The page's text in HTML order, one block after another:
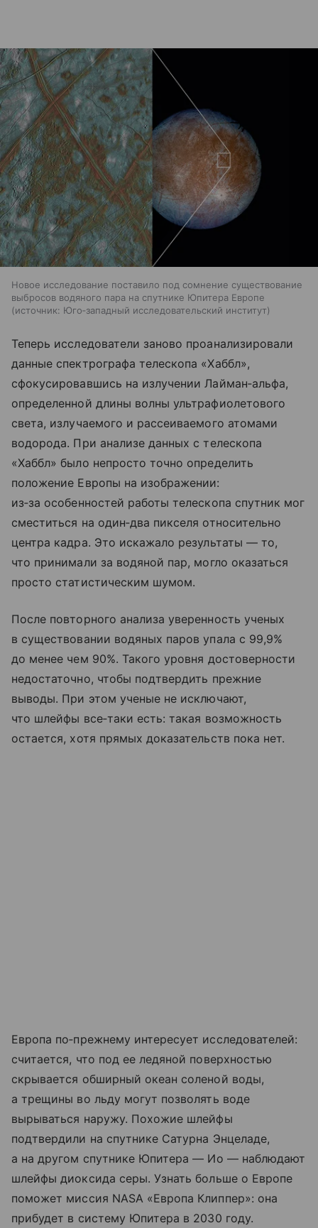
Новое исследование поставило под сомнение существование
выбросов водяного пара на спутнике Юпитера Европе
источник: Юго‑западный исследовательский институт
Теперь исследователи заново проанализировали
данные спектрографа телескопа «Хаббл»,
сфокусировавшись на излучении Лайман‑альфа,
определенной длины волны ультрафиолетового
света, излучаемого и рассеиваемого атомами
водорода. При анализе данных с телескопа
«Хаббл» было непросто точно определить
положение Европы на изображении:
из‑за особенностей работы телескопа спутник мог
сместиться на один‑два пикселя относительно
центра кадра. Это искажало результаты — то,
что принимали за водяной пар, могло оказаться
просто статистическим шумом.
После повторного анализа уверенность ученых
в существовании водяных паров упала с 99,9%
до менее чем 90%. Такого уровня достоверности
недостаточно, чтобы подтвердить прежние
выводы. При этом ученые не исключают,
что шлейфы все‑таки есть: такая возможность
остается, хотя прямых доказательств пока нет.
Европа по‑прежнему интересует исследователей:
считается, что под ее ледяной поверхностью
скрывается обширный океан соленой воды,
а трещины во льду могут позволять воде
вырываться наружу. Похожие шлейфы
подтвердили на спутнике Сатурна Энцеладе,
а на другом спутнике Юпитера — Ио — наблюдают
шлейфы диоксида серы. Узнать больше о Европе
поможет миссия NASA «Европа Клиппер»: она
прибудет в систему Юпитера в 2030 году.